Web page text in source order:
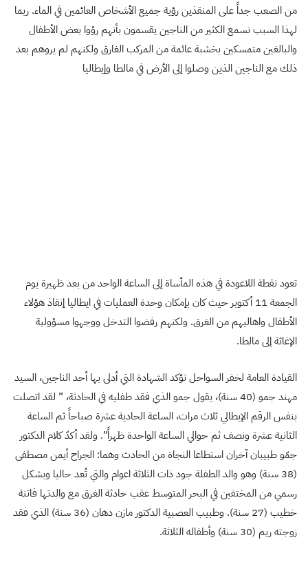
من الصعب جداً على المنقذين رؤية جميع الأشخاص العائمين في الماء. ربما
لهذا السبب نسمع الكثير من الناجين يقسمون بأنهم رؤوا بعض الأطفال
والبالغين متمسكين بخشبة عائمة من المركب الغارق ولكنهم لم يروهم بعد
ذلك مع الناجين الذين وصلوا إلى الأرض في مالطا وإيطاليا
تعود نقطة اللاعودة في هذه المأساة إلى الساعة الواحد من بعد ظهيرة يوم
الجمعة 11 أكتوبر حيث كان بإمكان وحدة العمليات في ايطاليا إنقاذ هؤلاء
الأطفال واهاليهم من الغرق. ولكنهم رفضوا التدخل ووجهوا مسؤولية
الإغاثة إلى مالطا.
القيادة العامة لخفر السواحل تؤكد الشهادة التي أدلى بها أحد الناجين، السيد
مهند جمو (40 سنة)، يقول جمو الذي فقد طفليه في الحادثة، ” لقد اتصلت
بنفس الرقم الإيطالي ثلاث مرات، الساعة الحادية عشرة صباحاً ثم الساعة
الثانية عشرة ونصف ثم حوالي الساعة الواحدة ظهراً”. ولقد أكدّ كلام الدكتور
جمّو طبيبان آخران استطاعا النجاة من الحادث وهما: الجراح أيمن مصطفى
(38 سنة) وهو والد الطفلة جود ذات الثلاثة اعوام والتي تُعد حاليا وبشكل
رسمي من المختفين في البحر المتوسط عقب حادثة الغرق مع والدتها فاتنة
خطيب (27 سنة). وطبيب العصبية الدكتور مازن دهان (36 سنة) الذي فقد
زوجته ريم (30 سنة) وأطفاله الثلاثة.